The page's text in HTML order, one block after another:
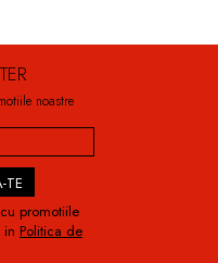
noastre
promotiile
Politica de